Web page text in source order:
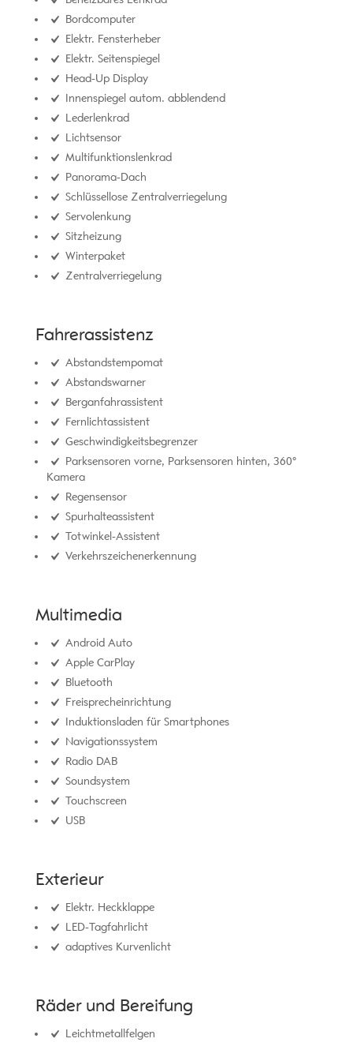
Bordcomputer
Elektr. Fensterheber
Elektr. Seitenspiegel
Head-Up Display
Innenspiegel autom. abblendend
Lederlenkrad
Lichtsensor
Multifunktionslenkrad
Panorama-Dach
Schlüssellose Zentralverriegelung
Servolenkung
Sitzheizung
Winterpaket
Zentralverriegelung
Fahrerassistenz
Abstandstempomat
Abstandswarner
Berganfahrassistent
Fernlichtassistent
Geschwindigkeitsbegrenzer
Parksensoren vorne, Parksensoren hinten, 360°
Kamera
Regensensor
Spurhalteassistent
Totwinkel-Assistent
Verkehrszeichenerkennung
Multimedia
Android Auto
Apple CarPlay
Bluetooth
Freisprecheinrichtung
Induktionsladen für Smartphones
Navigationssystem
Radio DAB
Soundsystem
Touchscreen
USB
Exterieur
Elektr. Heckklappe
LED-Tagfahrlicht
adaptives Kurvenlicht
Räder und Bereifung
Leichtmetallfelgen